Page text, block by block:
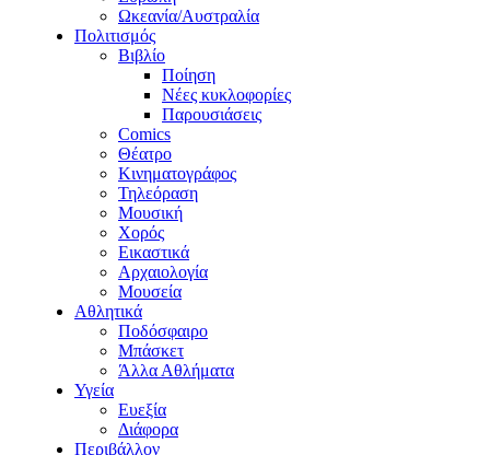
Ωκεανία/Αυστραλία
Πολιτισμός
Βιβλίο
Ποίηση
Νέες κυκλοφορίες
Παρουσιάσεις
Comics
Θέατρο
Κινηματογράφος
Τηλεόραση
Μουσική
Χορός
Εικαστικά
Αρχαιολογία
Μουσεία
Αθλητικά
Ποδόσφαιρο
Μπάσκετ
Άλλα Αθλήματα
Υγεία
Ευεξία
Διάφορα
Περιβάλλον